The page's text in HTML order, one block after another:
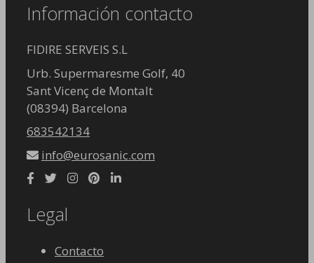
Información contacto
FIDIRE SERVEIS S.L
Urb. Supermaresme Golf, 40
Sant Vicenç de Montalt
(08394) Barcelona
683542134
info@eurosanic.com
Legal
Contacto